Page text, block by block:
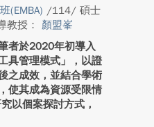
(EMBA) /114/ 碩士
教授： 顏盟峯
者於2020年初導入
具管理模式」，以證
之成效，並結合學術
使其成為資源受限情
以個案探討方式，